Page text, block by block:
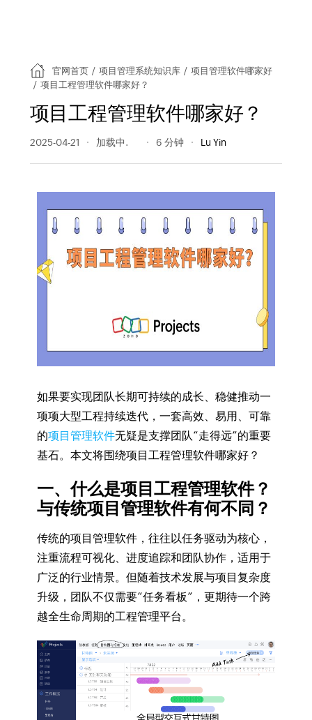
官网首页 / 项目管理系统知识库 / 项目管理软件哪家好
/ 项目工程管理软件哪家好？
项目工程管理软件哪家好？
2025-04-21 94 阅读量 6 分钟 Lu Yin
如果要实现团队长期可持续的成长、稳健推动一
项项大型工程持续迭代，一套高效、易用、可靠
的项目管理软件无疑是支撑团队“走得远”的重要
基石。本文将围绕项目工程管理软件哪家好？
一、什么是项目工程管理软件？
与传统项目管理软件有何不同？
传统的项目管理软件，往往以任务驱动为核心，
注重流程可视化、进度追踪和团队协作，适用于
广泛的行业情景。但随着技术发展与项目复杂度
升级，团队不仅需要“任务看板”，更期待一个跨
越全生命周期的工程管理平台。